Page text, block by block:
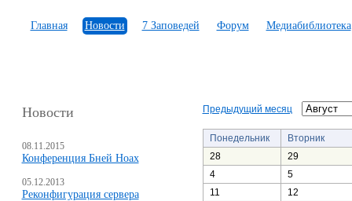
Главная Новости 7 Заповедей Форум Медиабиблиотека
Новости
08.11.2015
Конференция Бней Ноах
05.12.2013
Реконфигурация сервера
Предыдущий месяц
Понедельник
Вторник
28
29
4
5
11
12